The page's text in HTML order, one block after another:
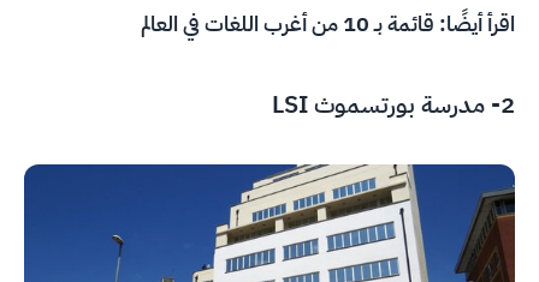
اقرأ أيضًا: قائمة بـ 10 من أغرب اللغات في العالم
2- مدرسة بورتسموث LSI